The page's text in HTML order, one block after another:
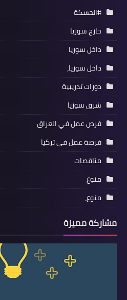
#الحسكة
خارج سوريا
داخل سوريا
داخل سوريا،
دورات تدريبية
شرق سوريا
فرص عمل في العراق
فرصة عمل في تركيا
مناقصات
منوع
منوع،
مشاركة مميزة